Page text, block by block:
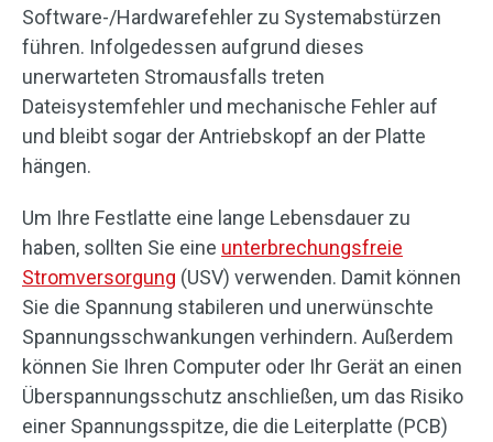
Software-/Hardwarefehler zu Systemabstürzen
führen. Infolgedessen aufgrund dieses
unerwarteten Stromausfalls treten
Dateisystemfehler und mechanische Fehler auf
und bleibt sogar der Antriebskopf an der Platte
hängen.
Um Ihre Festlatte eine lange Lebensdauer zu
haben, sollten Sie eine unterbrechungsfreie
Stromversorgung (USV) verwenden. Damit können
Sie die Spannung stabileren und unerwünschte
Spannungsschwankungen verhindern. Außerdem
können Sie Ihren Computer oder Ihr Gerät an einen
Überspannungsschutz anschließen, um das Risiko
einer Spannungsspitze, die die Leiterplatte (PCB)